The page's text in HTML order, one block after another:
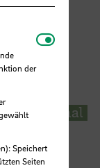
der
Speichert
Seiten